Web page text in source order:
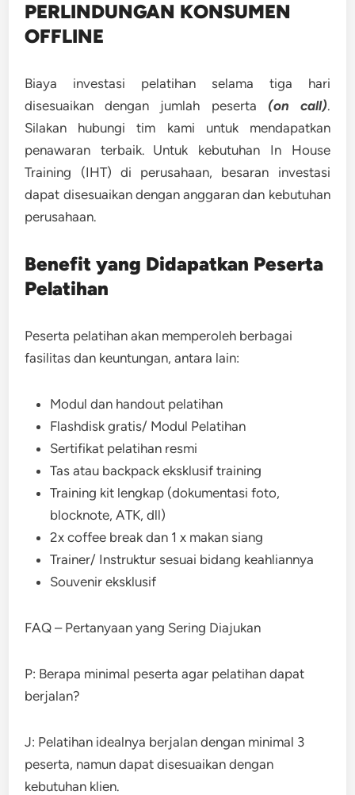
PERLINDUNGAN KONSUMEN
OFFLINE
Biaya investasi pelatihan selama tiga hari
disesuaikan dengan jumlah peserta (on call).
Silakan hubungi tim kami untuk mendapatkan
penawaran terbaik. Untuk kebutuhan In House
Training (IHT) di perusahaan, besaran investasi
dapat disesuaikan dengan anggaran dan kebutuhan
perusahaan.
Benefit yang Didapatkan Peserta
Pelatihan
Peserta pelatihan akan memperoleh berbagai
fasilitas dan keuntungan, antara lain:
Modul dan handout pelatihan
Flashdisk gratis/ Modul Pelatihan
Sertifikat pelatihan resmi
Tas atau backpack eksklusif training
Training kit lengkap (dokumentasi foto,
blocknote, ATK, dll)
2x coffee break dan 1 x makan siang
Trainer/ Instruktur sesuai bidang keahliannya
Souvenir eksklusif
FAQ – Pertanyaan yang Sering Diajukan
P: Berapa minimal peserta agar pelatihan dapat
berjalan?
J: Pelatihan idealnya berjalan dengan minimal 3
peserta, namun dapat disesuaikan dengan
kebutuhan klien.